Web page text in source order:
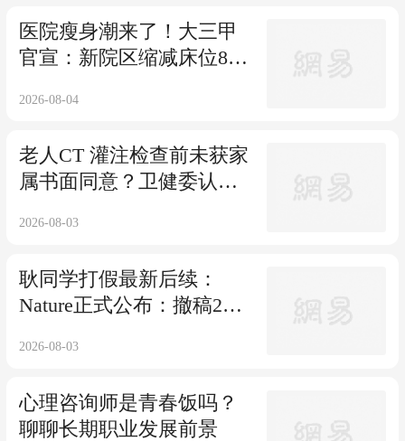
医院瘦身潮来了！大三甲
官宣：新院区缩减床位800
2026-08-04
老人CT 灌注检查前未获家
属书面同意？卫健委认定
案调查
2026-08-03
耿同学打假最新后续：
Nature正式公布：撤稿2篇
2026-08-03
心理咨询师是青春饭吗？
聊聊长期职业发展前景